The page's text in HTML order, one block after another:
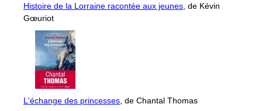
Histoire de la Lorraine racontée aux jeunes , de Kévin
Gœuriot
L'échange des princesses , de Chantal Thomas